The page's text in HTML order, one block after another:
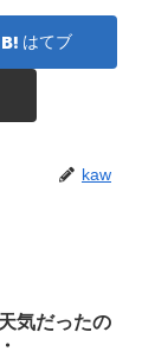
はてブ
kaw
気だったの